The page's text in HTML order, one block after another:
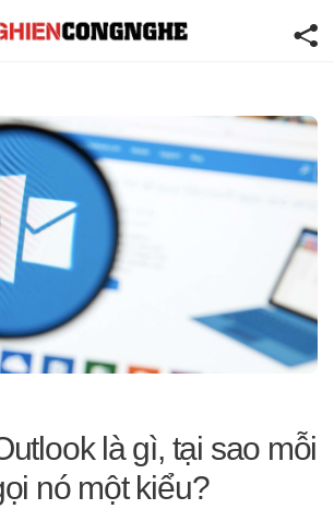
là gì, tại sao mỗi
nó một kiểu?